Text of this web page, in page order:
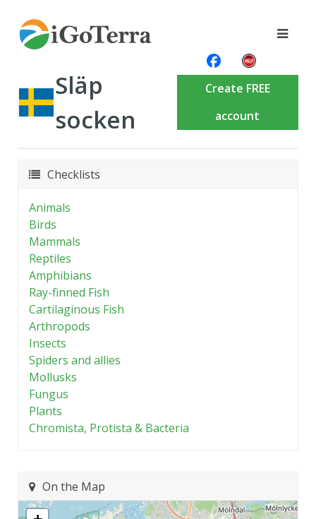
Släp
socken
Create FREE
account
Checklists
Animals
Birds
Mammals
Reptiles
Amphibians
Ray-finned Fish
Cartilaginous Fish
Arthropods
Insects
Spiders and allies
Mollusks
Fungus
Plants
Chromista, Protista & Bacteria
On the Map